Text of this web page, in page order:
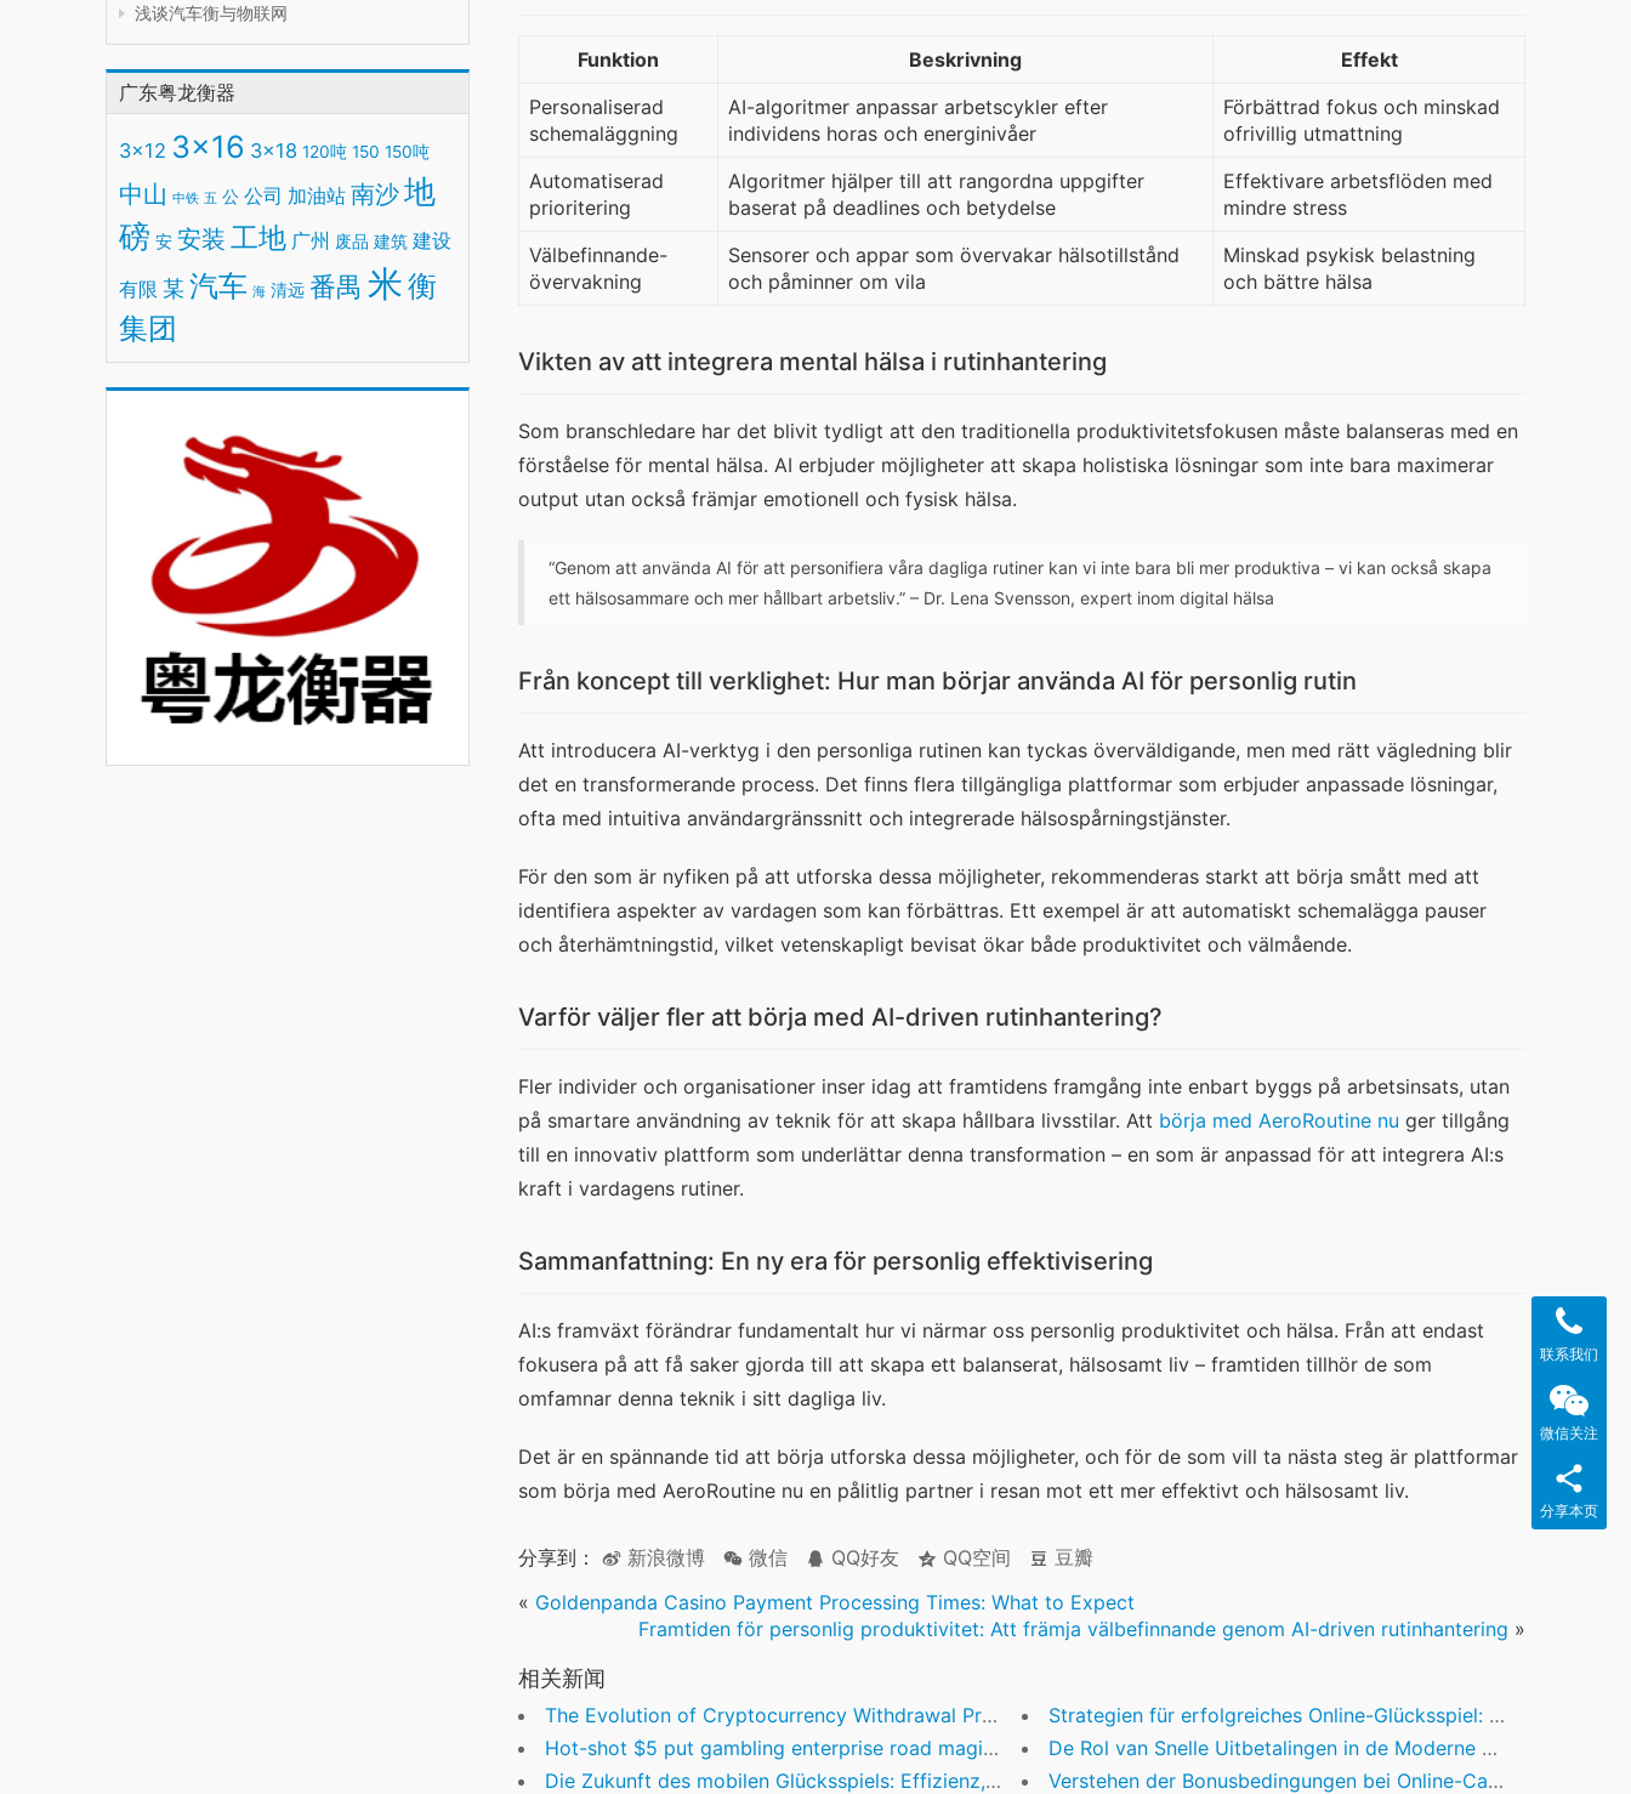
浅谈汽车衡与物联网
广东粤龙衡器
3x12 3x16 3x18 120吨 150 150吨
中山 中铁 五 公 公司 加油站 南沙地
磅 安 安装 工地 广州 废品 建筑 建设
有限 某 汽车 海 清远 番禺 米衡
集团
Funktion Beskrivning
Effekt
Personaliserad
schemaläggning
AI-algoritmer anpassar arbetscykler efter
individens horas och energinivåer
Förbättrad fokus och minskad
ofrivillig utmattning
Automatiserad
prioritering
Algoritmer hjälper till att rangordna uppgifter
baserat på deadlines och betydelse
Effektivare arbetsflöden med
mindre stress
Välbefinnande-
övervakning
Sensorer och appar som övervakar hälsotillstånd
och påminner om vila
Minskad psykisk belastning
och bättre hälsa
Vikten av att integrera mental hälsa i rutinhantering
Som branschledare har det blivit tydligt att den traditionella produktivitetsfokusen måste balanseras med en
förståelse för mental hälsa. AI erbjuder möjligheter att skapa holistiska lösningar som inte bara maximerar
output utan också främjar emotionell och fysisk hälsa.
“Genom att använda AI för att personifiera våra dagliga rutiner kan vi inte bara bli mer produktiva – vi kan också skapa
ett hälsosammare och mer hållbart arbetsliv.” – Dr. Lena Svensson, expert inom digital hälsa
Från koncept till verklighet: Hur man börjar använda AI för personlig rutin
Att introducera AI-verktyg i den personliga rutinen kan tyckas överväldigande, men med rätt vägledning blir
det en transformerande process. Det finns flera tillgängliga plattformar som erbjuder anpassade lösningar,
ofta med intuitiva användargränssnitt och integrerade hälsospårningstjänster.
För den som är nyfiken på att utforska dessa möjligheter, rekommenderas starkt att börja smått med att
identifiera aspekter av vardagen som kan förbättras. Ett exempel är att automatiskt schemalägga pauser
och återhämtningstid, vilket vetenskapligt bevisat ökar både produktivitet och välmående.
Varför väljer fler att börja med AI-driven rutinhantering?
Fler individer och organisationer inser idag att framtidens framgång inte enbart byggs på arbetsinsats, utan
på smartare användning av teknik för att skapa hållbara livsstilar. Att börja med AeroRoutine nu ger tillgång
till en innovativ plattform som underlättar denna transformation – en som är anpassad för att integrera AI:s
kraft i vardagens rutiner.
Sammanfattning: En ny era för personlig effektivisering
AI:s framväxt förändrar fundamentalt hur vi närmar oss personlig produktivitet och hälsa. Från att endast
fokusera på att få saker gjorda till att skapa ett balanserat, hälsosamt liv – framtiden tillhör de som
omfamnar denna teknik i sitt dagliga liv.
Det är en spännande tid att börja utforska dessa möjligheter, och för de som vill ta nästa steg är plattformar
som börja med AeroRoutine nu en pålitlig partner i resan mot ett mer effektivt och hälsosamt liv.
分享到： 新浪微博 微信 QQ好友 QQ空间
豆瓣
« Goldenpanda Casino Payment Processing Times: What to Expect
Framtiden för personlig produktivitet: Att främja välbefinnande genom AI-driven rutinhantering »
相关新闻
The Evolution of Cryptocurrency Withdrawal Processes in Online Casinos
Strategien für erfolgreiches Online-Glücksspiel: Ein Blick auf Bonussysteme und deren Bedeutung
Hot-shot $5 put gambling enterprise road magic Motif Financial Pokie plenty of fortune pokie machine Choice completely totally free & Understand Review
De Rol van Snelle Uitbetalingen in de Moderne Online Casino-ervaring
Die Zukunft des mobilen Glücksspiels: Effizienz, Sicherheit und Innovation
Verstehen der Bonusbedingungen bei Online-Casinos: Ein Leitfaden für verantwortungsbewusste Spieler
联系我们
微信关注
分享本页